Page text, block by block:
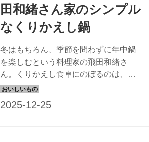
田和緒さん家のシンプル
なくりかえし鍋
冬はもちろん、季節を問わずに年中鍋
を楽しむという料理家の飛田和緒さ
ん。くりかえし食卓にのぼるのは、ど
れも少ない材料でつくれるシンプルな